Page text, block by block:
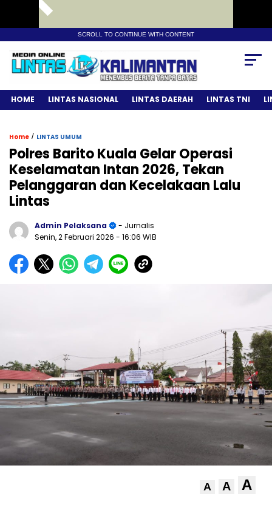
SCROLL TO CONTINUE WITH CONTENT
HOME LINTAS NASIONAL LINTAS DAERAH LINTAS TNI
Home / LINTAS UMUM
Polres Barito Kuala Gelar Operasi
Keselamatan Intan 2026, Tekan
Pelanggaran dan Kecelakaan Lalu
Lintas
Admin Pelaksana
- Jurnalis
Senin, 2 Februari 2026 - 16:06 WIB
A A A